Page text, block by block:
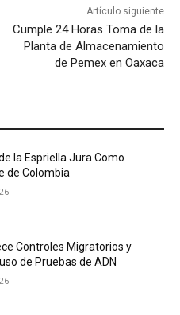
Artículo siguiente
Cumple 24 Horas Toma de la
Planta de Almacenamiento
de Pemex en Oaxaca
la Espriella Jura Como
de Colombia
Controles Migratorios y
de Pruebas de ADN